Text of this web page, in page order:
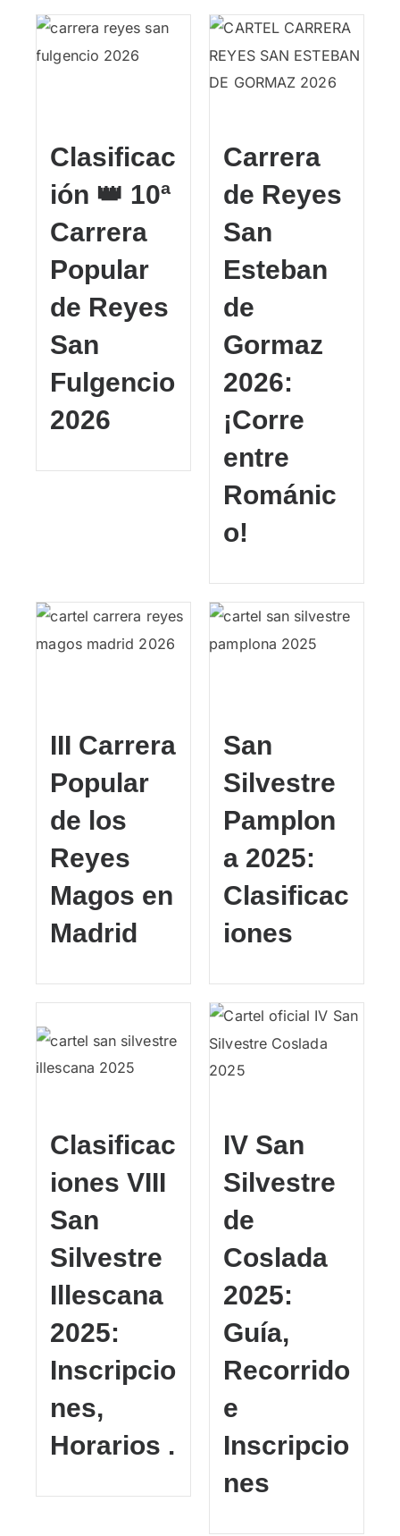
Clasificac
ión 👑 10ª
Carrera
Popular
de Reyes
San
Fulgencio
2026
Carrera
de Reyes
San
Esteban
de
Gormaz
2026:
¡Corre
entre
Románic
o!
III Carrera
Popular
de los
Reyes
Magos en
Madrid
San
Silvestre
Pamplon
a 2025:
Clasificac
iones
Clasificac
iones VIII
San
Silvestre
Illescana
2025:
Inscripcio
nes,
Horarios .
IV San
Silvestre
de
Coslada
2025:
Guía,
Recorrido
e
Inscripcio
nes